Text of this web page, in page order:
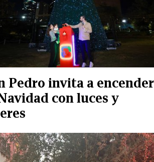
Pedro invita a encender
con luces y